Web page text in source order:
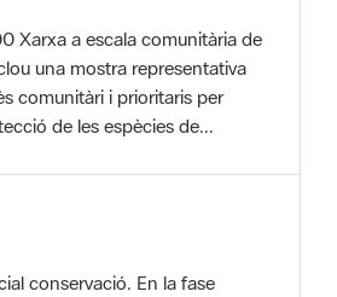
de les espècies de...
2000 els llocs
ZEPA Zona